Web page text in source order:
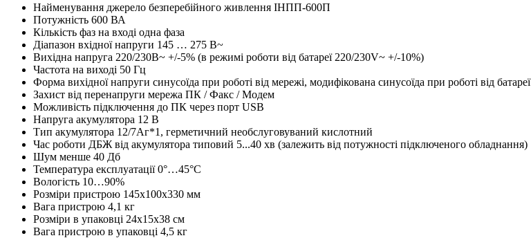
Найменування джерело безперебійного живлення ІНПП-600П
Потужність 600 ВА
Кількість фаз на вході одна фаза
Діапазон вхідної напруги 145 … 275 В~
Вихідна напруга 220/230В~ +/-5% (в режимі роботи від батареї 220/230V~ +/-10%)
Частота на виході 50 Гц
Форма вихідної напруги синусоїда при роботі від мережі, модифікована синусоїда при роботі від батареї
Захист від перенапруги мережа ПК / Факс / Модем
Можливість підключення до ПК через порт USB
Напруга акумулятора 12 В
Тип акумулятора 12/7Аг*1, герметичний необслуговуваний кислотний
Час роботи ДБЖ від акумулятора типовий 5...40 хв (залежить від потужності підключеного обладнання)
Шум менше 40 Дб
Температура експлуатації 0°…45°C
Вологість 10…90%
Розміри пристрою 145х100х330 мм
Вага пристрою 4,1 кг
Розміри в упаковці 24x15x38 см
Вага пристрою в упаковці 4,5 кг